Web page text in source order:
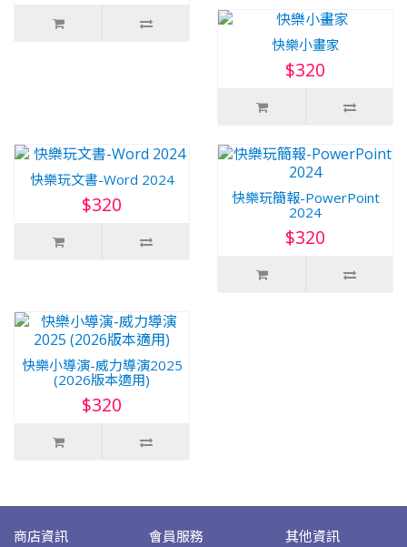
快樂小畫家
$320
快樂玩文書-Word 2024
$320
快樂玩簡報-PowerPoint
2024
$320
快樂小導演-威力導演2025
(2026版本適用)
$320
商店資訊 會員服務 其他資訊